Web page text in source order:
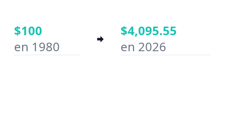
Año inicial
$100
en 1980
$4,095.55
en 2026